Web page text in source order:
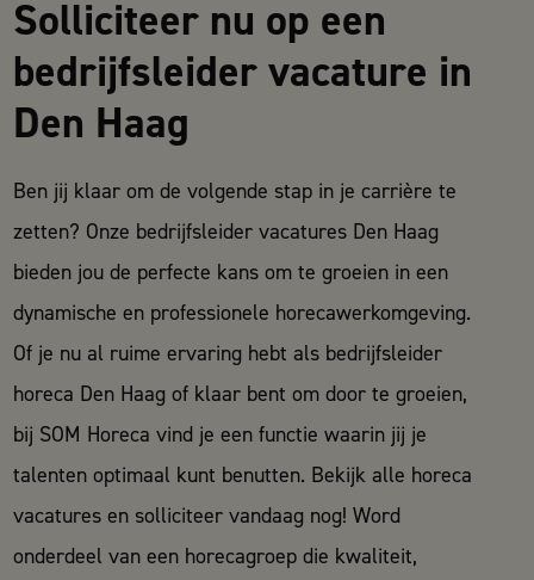
Solliciteer nu op een
bedrijfsleider vacature in
Den Haag
Ben jij klaar om de volgende stap in je carrière te
zetten? Onze bedrijfsleider vacatures Den Haag
bieden jou de perfecte kans om te groeien in een
dynamische en professionele horecawerkomgeving.
Of je nu al ruime ervaring hebt als bedrijfsleider
horeca Den Haag of klaar bent om door te groeien,
bij SOM Horeca vind je een functie waarin jij je
talenten optimaal kunt benutten. Bekijk alle horeca
vacatures en solliciteer vandaag nog! Word
onderdeel van een horecagroep die kwaliteit,